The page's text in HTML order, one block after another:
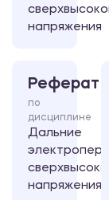
напряжения
Реферат
по
дисциплине
Дальние
напряжения